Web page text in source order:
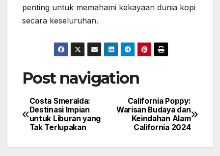
penting untuk memahami kekayaan dunia kopi
secara keseluruhan.
Post navigation
California Poppy:
Warisan Budaya dan
Keindahan Alam
California 2024
Costa Smeralda:
Destinasi Impian
untuk Liburan yang
Tak Terlupakan